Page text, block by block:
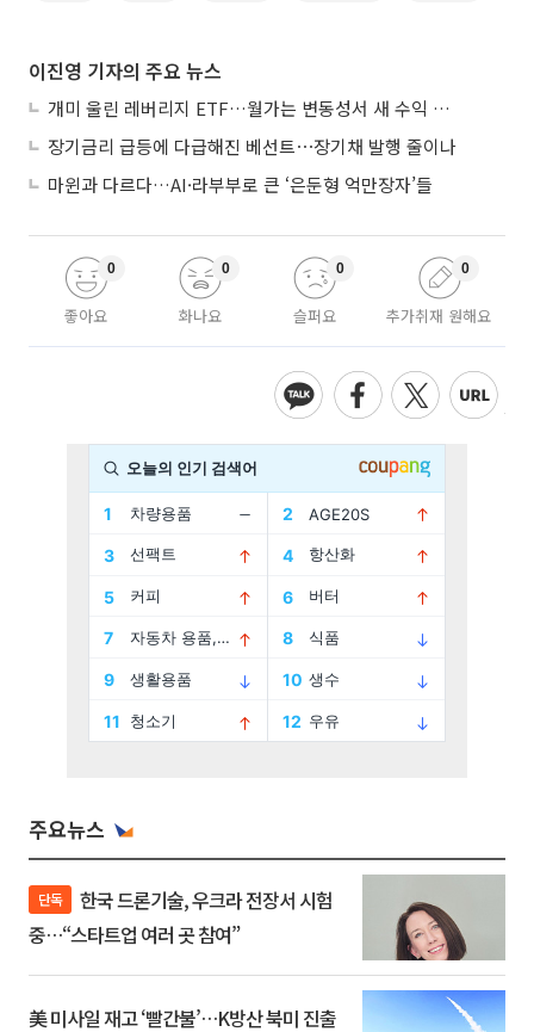
이진영 기자의 주요 뉴스
개미 울린 레버리지 ETF…월가는 변동성서 새 수익 기회
장기금리 급등에 다급해진 베선트⋯장기채 발행 줄이나
마윈과 다르다…AI·라부부로 큰 ‘은둔형 억만장자’들
좋아요
0
화나요
0
슬퍼요
0
추가취재 원해요
0
주요뉴스
단독
중…“스타트업 여러 곳 참여”
美 미사일 재고 ‘빨간불’…K방산 북미 진출